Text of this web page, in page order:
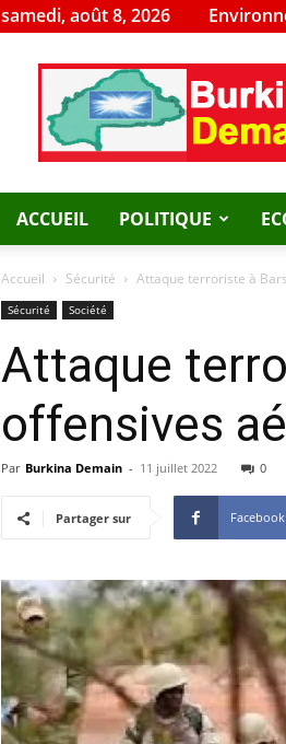
samedi, août 8, 2026
Burkina
Demain
ACCUEIL POLITIQUE
Accueil Sécurité Attaque terroriste à
Sécurité Société
Attaque
offensives
Par Burkina Demain - 11 juillet 2022 0
Partager sur Facebook